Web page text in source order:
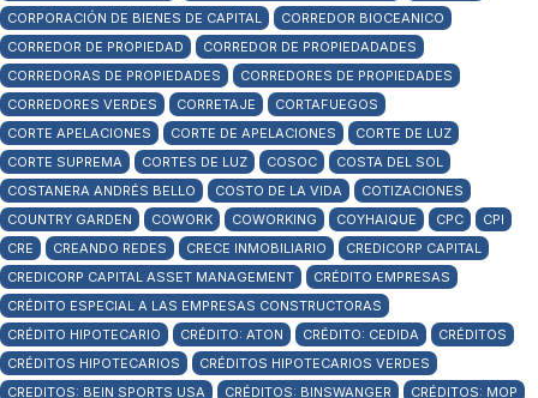
CORPORACIÓN DE BIENES DE CAPITAL
CORREDOR BIOCEANICO
CORREDOR DE PROPIEDAD
CORREDOR DE PROPIEDADADES
CORREDORAS DE PROPIEDADES
CORREDORES DE PROPIEDADES
CORREDORES VERDES
CORRETAJE
CORTAFUEGOS
CORTE APELACIONES
CORTE DE APELACIONES
CORTE DE LUZ
CORTE SUPREMA
CORTES DE LUZ COSOC
COSTA DEL SOL
COSTANERA ANDRÉS BELLO
COSTO DE LA VIDA
COTIZACIONES
COUNTRY GARDEN
COWORK COWORKING COYHAIQUE CPC
CPI
CRE
CREANDO REDES CRECE INMOBILIARIO
CREDICORP CAPITAL
CREDICORP CAPITAL ASSET MANAGEMENT
CRÉDITO EMPRESAS
CRÉDITO ESPECIAL A LAS EMPRESAS CONSTRUCTORAS
CRÉDITO HIPOTECARIO
CRÉDITO: ATON CRÉDITO: CEDIDA
CRÉDITOS
CRÉDITOS HIPOTECARIOS
CRÉDITOS HIPOTECARIOS VERDES
CREDITOS: BEIN SPORTS USA
CRÉDITOS: BINSWANGER
CRÉDITOS: MOP